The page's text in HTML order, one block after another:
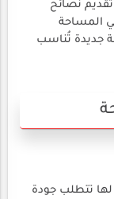
نصائح
المساحة
جديدة تُناسب
لها تتطلب جودة